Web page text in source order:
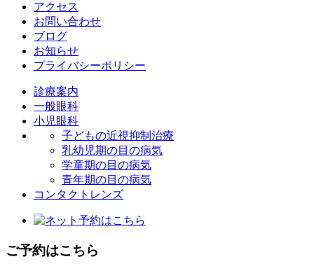
アクセス
お問い合わせ
ブログ
お知らせ
プライバシーポリシー
診療案内
一般眼科
小児眼科
子どもの近視抑制治療
乳幼児期の目の病気
学童期の目の病気
青年期の目の病気
コンタクトレンズ
ご予約はこちら